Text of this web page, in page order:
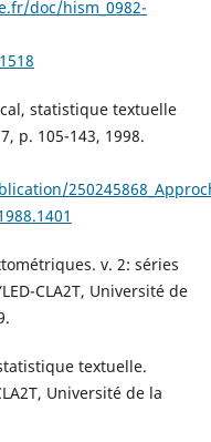
doc/hism_0982-
statistique textuelle
p. 105-143, 1998.
v. 2: séries
CLA2T, Université de
textuelle.
Université de la